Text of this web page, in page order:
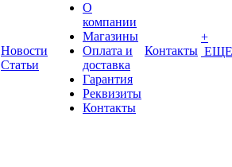
Новости
Статьи
О
компании
Магазины
Оплата и
доставка
Гарантия
Реквизиты
Контакты
Контакты
+
ЕЩЕ